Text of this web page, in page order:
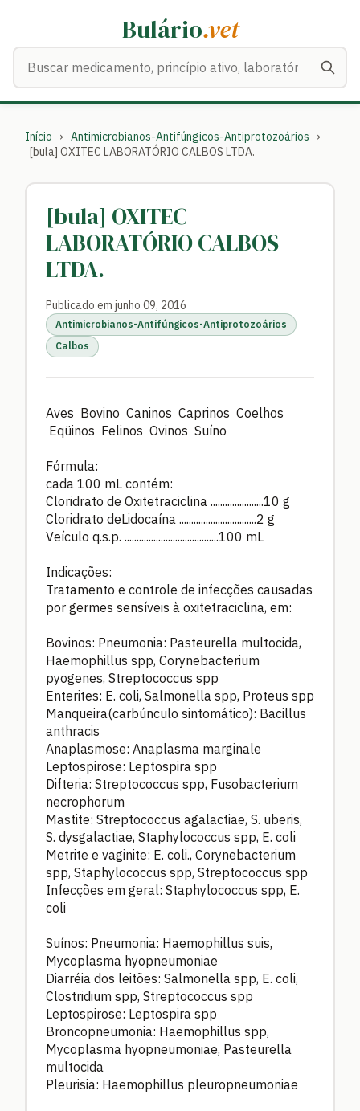
Bulário.vet
Início › Antimicrobianos-Antifúngicos-Antiprotozoários
›
[bula] OXITEC LABORATÓRIO CALBOS LTDA.
[bula] OXITEC
LABORATÓRIO CALBOS
LTDA.
Publicado em junho 09, 2016
Antimicrobianos-Antifúngicos-Antiprotozoários
Calbos
Aves Bovino Caninos Caprinos Coelhos
Eqüinos Felinos Ovinos Suíno
Fórmula:
cada 100 mL contém:
Cloridrato de Oxitetraciclina ......................10 g
Cloridrato deLidocaína ................................2 g
Veículo q.s.p. .......................................100 mL
Indicações:
Tratamento e controle de infecções causadas
por germes sensíveis à oxitetraciclina, em:
Bovinos: Pneumonia: Pasteurella multocida,
Haemophillus spp, Corynebacterium
pyogenes, Streptococcus spp
Enterites: E. coli, Salmonella spp, Proteus spp
Manqueira(carbúnculo sintomático): Bacillus
anthracis
Anaplasmose: Anaplasma marginale
Leptospirose: Leptospira spp
Difteria: Streptococcus spp, Fusobacterium
necrophorum
Mastite: Streptococcus agalactiae, S. uberis,
S. dysgalactiae, Staphylococcus spp, E. coli
Metrite e vaginite: E. coli., Corynebacterium
spp, Staphylococcus spp, Streptococcus spp
Infecções em geral: Staphylococcus spp, E.
coli
Suínos: Pneumonia: Haemophillus suis,
Mycoplasma hyopneumoniae
Diarréia dos leitões: Salmonella spp, E. coli,
Clostridium spp, Streptococcus spp
Leptospirose: Leptospira spp
Broncopneumonia: Haemophillus spp,
Mycoplasma hyopneumoniae, Pasteurella
multocida
Pleurisia: Haemophillus pleuropneumoniae